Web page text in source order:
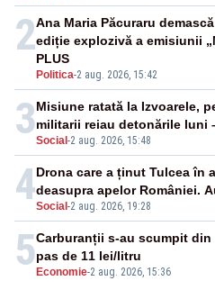
2
Politica-2 aug. 2026, 15:42
Ana Maria Păcuraru
ediție explozivă a emisiunii
PLUS
3Social -2 aug. 2026, 15:48
Misiune ratată la Izvoarele,
militarii reiau detonările luni
4Social -2 aug. 2026, 19:28
Drona care a ținut Tulcea în
deasupra apelor României.
5 Economie-2 aug. 2026, 15:36
Carburanții s-au scumpit
pas de 11 lei/litru